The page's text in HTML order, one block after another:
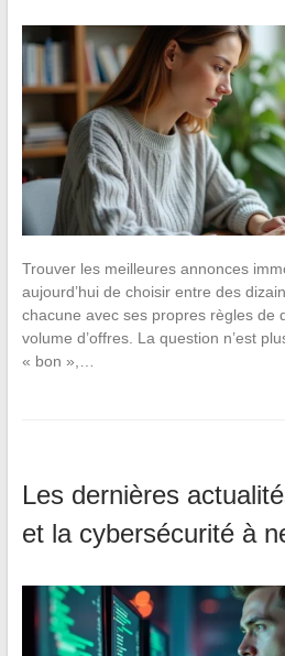
Trouver les meilleures annonces
aujourd’hui de choisir entre des
chacune avec ses propres règles de
volume d’offres. La question n’est
« bon »,…
Les dernières
et la cybersécurité à